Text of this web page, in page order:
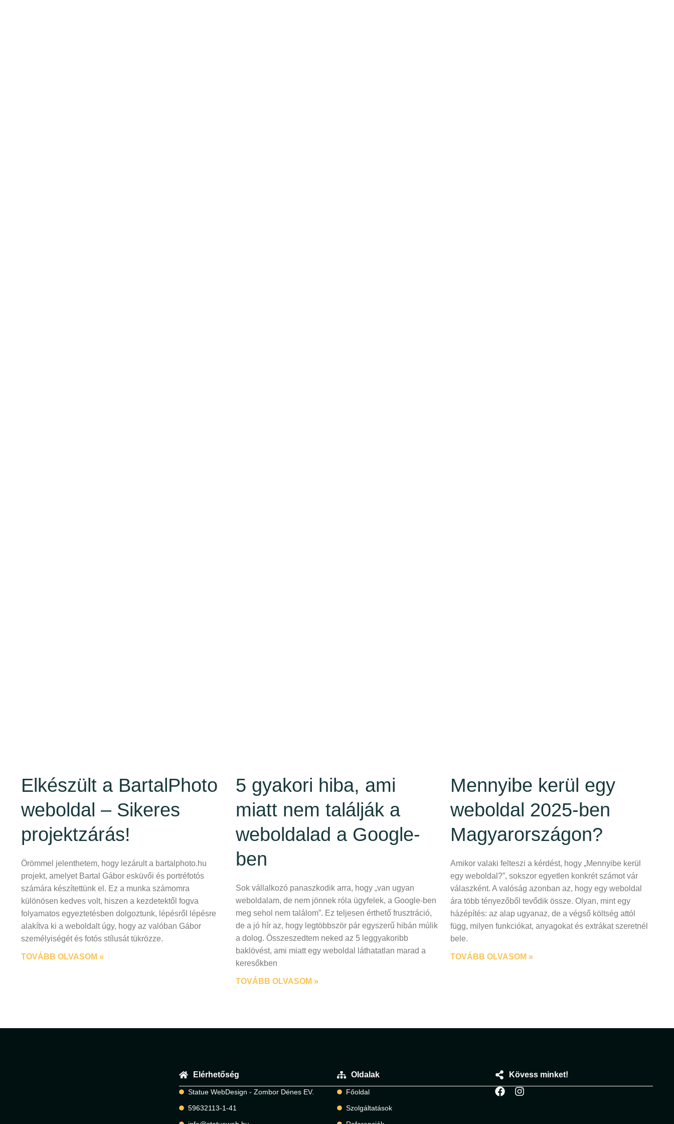
Elkészült a BartalPhoto
weboldal – Sikeres
projektzárás!
Örömmel jelenthetem, hogy lezárult a bartalphoto.hu
projekt, amelyet Bartal Gábor esküvői és portréfotós
számára készítettünk el. Ez a munka számomra
különösen kedves volt, hiszen a kezdetektől fogva
folyamatos egyeztetésben dolgoztunk, lépésről lépésre
alakítva ki a weboldalt úgy, hogy az valóban Gábor
személyiségét és fotós stílusát tükrözze.
TOVÁBB OLVASOM »
5 gyakori hiba, ami
miatt nem találják a
weboldalad a Google-
ben
Sok vállalkozó panaszkodik arra, hogy „van ugyan
weboldalam, de nem jönnek róla ügyfelek, a Google-ben
meg sehol nem találom”. Ez teljesen érthető frusztráció,
de a jó hír az, hogy legtöbbször pár egyszerű hibán múlik
a dolog. Összeszedtem neked az 5 leggyakoribb
baklövést, ami miatt egy weboldal láthatatlan marad a
keresőkben
TOVÁBB OLVASOM »
Mennyibe kerül egy
weboldal 2025-ben
Magyarországon?
Amikor valaki felteszi a kérdést, hogy „Mennyibe kerül
egy weboldal?”, sokszor egyetlen konkrét számot vár
válaszként. A valóság azonban az, hogy egy weboldal
ára több tényezőből tevődik össze. Olyan, mint egy
házépítés: az alap ugyanaz, de a végső költség attól
függ, milyen funkciókat, anyagokat és extrákat szeretnél
bele.
TOVÁBB OLVASOM »
Elérhetőség
Statue WebDesign - Zombor Dénes EV.
59632113-1-41
Oldalak
Főoldal
Szolgáltatások
Kövess minket!